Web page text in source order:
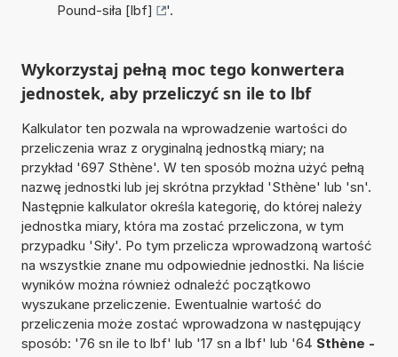
Pound-siła [lbf]
'.
Wykorzystaj pełną moc tego konwertera
jednostek, aby przeliczyć sn ile to lbf
Kalkulator ten pozwala na wprowadzenie wartości do
przeliczenia wraz z oryginalną jednostką miary; na
przykład '697 Sthène'. W ten sposób można użyć pełną
nazwę jednostki lub jej skrótna przykład 'Sthène' lub 'sn'.
Następnie kalkulator określa kategorię, do której należy
jednostka miary, która ma zostać przeliczona, w tym
przypadku 'Siły'. Po tym przelicza wprowadzoną wartość
na wszystkie znane mu odpowiednie jednostki. Na liście
wyników można również odnaleźć początkowo
wyszukane przeliczenie. Ewentualnie wartość do
przeliczenia może zostać wprowadzona w następujący
sposób: '76 sn ile to lbf' lub '17 sn a lbf' lub '64 Sthène -